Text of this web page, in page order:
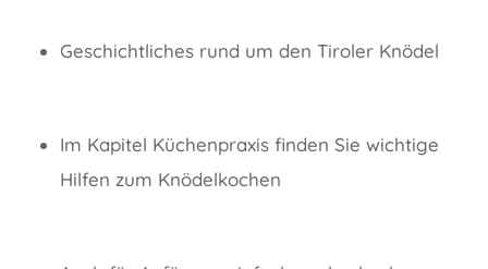
Geschichtliches rund um den Tiroler Knödel
Im Kapitel Küchenpraxis finden Sie wichtige
Hilfen zum Knödelkochen